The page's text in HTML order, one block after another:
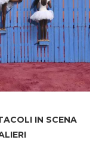
IN SCENA